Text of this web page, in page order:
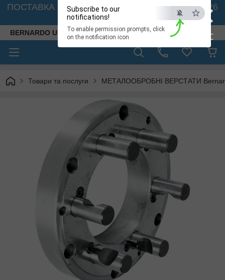
×
ESC
Subscribe to our
notifications!
To enable permission prompts, click
on the notification icon
ПОСТАВКА ВЕРСТАТІВ З АВСТРІЇ - 🚛 26.08. 2026
🚛
BERNARDO UKRAINE
Товари та послуги МЕТАЛООБРОБНІ ВЕРСТАТИ